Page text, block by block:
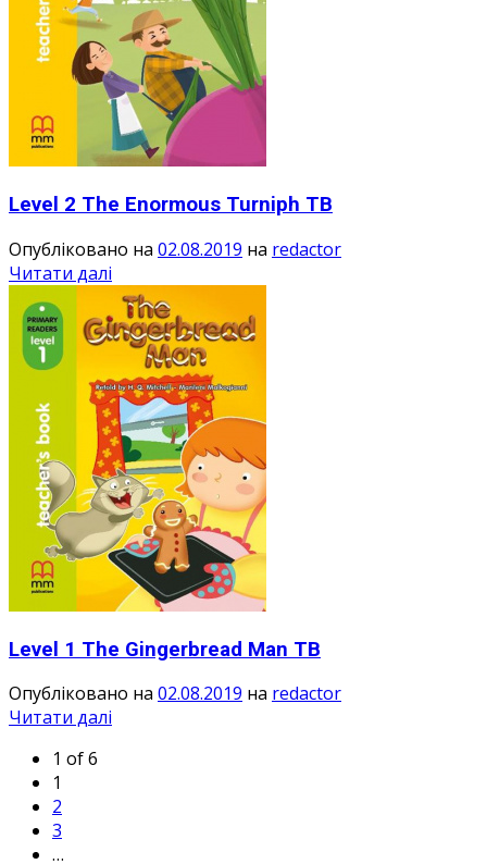
Level 2 The Enormous Turniph TB
Опубліковано на 02.08.2019 на redactor
Читати далі
Level 1 The Gingerbread Man TB
Опубліковано на 02.08.2019 на redactor
Читати далі
1 of 6
1
2
3
…